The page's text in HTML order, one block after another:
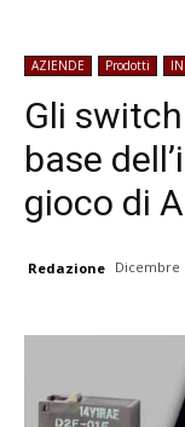
AZIENDE Prodotti
Gli
base
gioco di
Redazione Dicembre